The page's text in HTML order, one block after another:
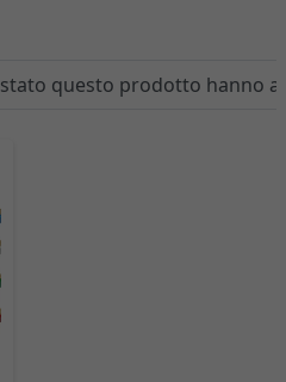
questo prodotto hanno